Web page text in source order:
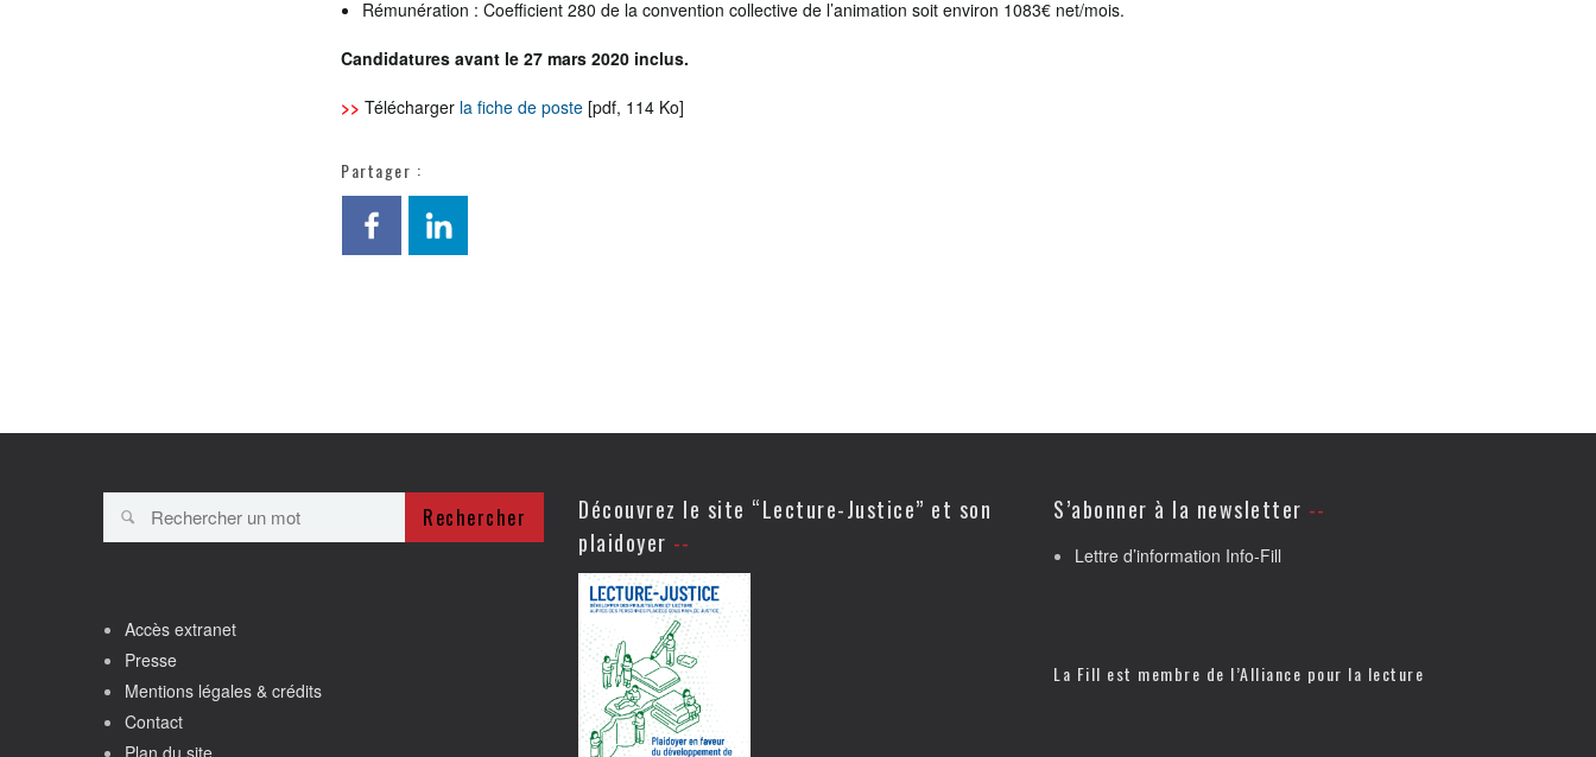
Rémunération : Coefficient 280 de la convention collective de l’animation soit environ 1083€ net/mois.
Candidatures avant le 27 mars 2020 inclus.
>> Télécharger la fiche de poste [pdf, 114 Ko]
Partager :
Rechercher
Accès extranet
Presse
Mentions légales & crédits
Contact
Plan du site
Découvrez le site “Lecture-Justice” et son
plaidoyer
S’abonner à la newsletter
Lettre d’information Info-Fill
La Fill est membre de l’Alliance pour la lecture